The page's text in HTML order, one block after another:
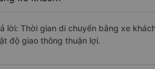
lời: Thời gian di chuyển bằng xe
độ giao thông thuận lợi.